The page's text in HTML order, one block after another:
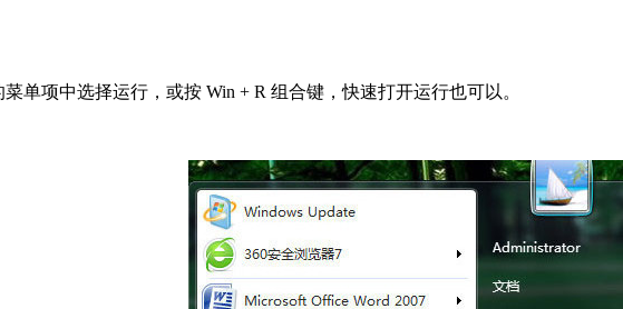
单项中选择运行，或按 Win + R 组合键，快速打开运行也可以。